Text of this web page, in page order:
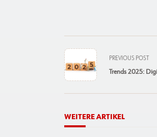
<span
class="nav-
subtitle
text">Page</span>
PREVIOUS POST
Trends 2025:
WEITERE ARTIKEL